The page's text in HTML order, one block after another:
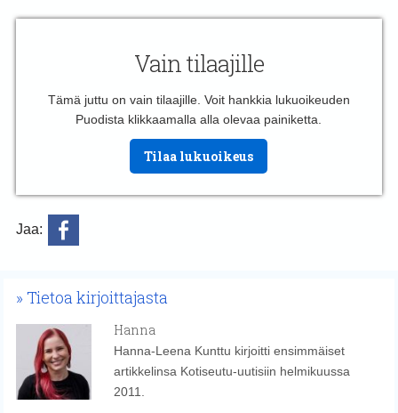
Vain tilaajille
Tämä juttu on vain tilaajille. Voit hankkia lukuoikeuden
Puodista klikkaamalla alla olevaa painiketta.
Tilaa lukuoikeus
Jaa:
Tietoa kirjoittajasta
Hanna
Hanna-Leena Kunttu kirjoitti ensimmäiset
artikkelinsa Kotiseutu-uutisiin helmikuussa
2011.